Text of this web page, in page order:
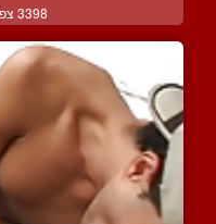
3398 צפיות